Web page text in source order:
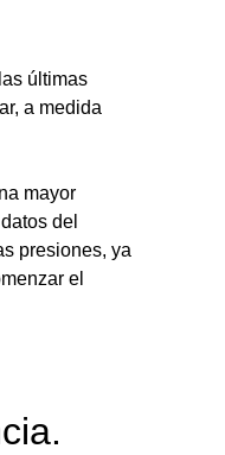
últimas
a medida
mayor
del
presiones, ya
el